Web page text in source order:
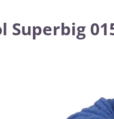
Superbig